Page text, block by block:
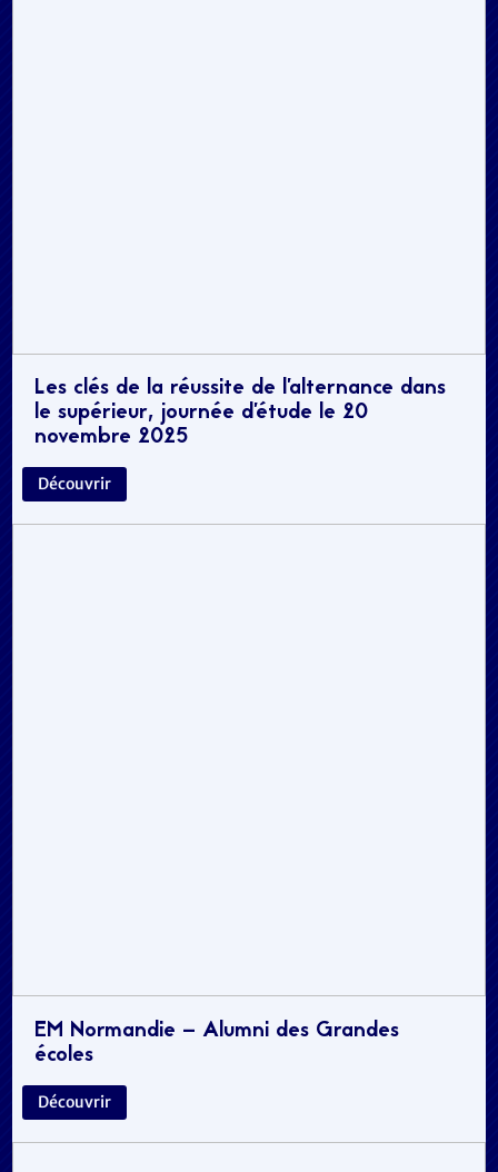
Les clés de la réussite de l’alternance dans
le supérieur, journée d’étude le 20
novembre 2025
Découvrir
EM Normandie – Alumni des Grandes
écoles
Découvrir